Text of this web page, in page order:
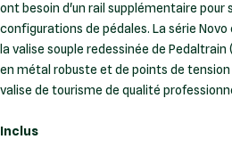
ont besoin d'un rail supplémentaire pour
configurations de pédales. La série
la valise souple redessinée de
en métal robuste et de points de
valise de tourisme de qualité
Inclus